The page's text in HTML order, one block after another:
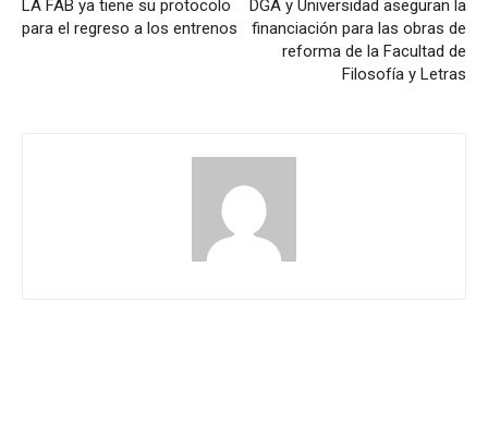
LA FAB ya tiene su protocolo
para el regreso a los entrenos
DGA y Universidad aseguran la
financiación para las obras de
reforma de la Facultad de
Filosofía y Letras